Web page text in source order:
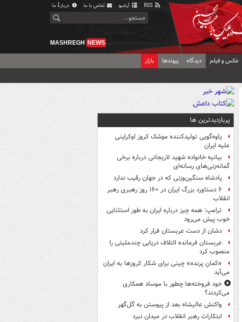
آرشیو تماس با ما دربارهٔ ما
MASHREGH NEWS
عکس و فیلم دیدگاه پیوندها بازار
پربازدیدترین ها
یاوه‌گویی تولیدکننده موشک کروز اوکراینی
علیه ایران
بیانیه خانواده شهید لاریجانی درباره برخی
گمانه‌زنی‌های رسانه‌ای
پادشاه سنگین‌وزنی که در جهان رقیب ندارد
۶ دستاورد بزرگ ایران در ۱۶۰ روز رهبری رهبر
انقلاب
ترامپ: همه چیز درباره ایران به طور استثنایی
خوب پیش می‌رود
دشان از دست عربستان فرار کرد
عربستان فرمانده ائتلاف دریایی چندملیتی را
منصوب کرد
«کمانِ پرنده» چینی برای شکار کروزها به ایران
می‌آید
خود فروخته‌ها چطور با موساد همکاری
می‌کردند؟
واکنش عالیشاه بعد از پیوستن به گل‌گهر
ابتکارات رهبر انقلاب در میدان نبرد